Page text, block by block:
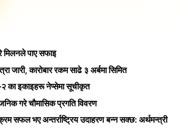
मिलनले पाए सफाइ
जारी, कारोबार रकम साढे ३ अर्बमा सिमित
का इकाइहरू नेप्सेमा सूचीकृत
गरे चौमासिक प्रगति विवरण
सफल भए अन्तर्राष्ट्रिय उदाहरण बन्न सक्छ: अर्थमन्त्री